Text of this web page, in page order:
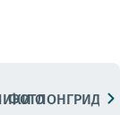
ФОТОЛОНГРИДЫ